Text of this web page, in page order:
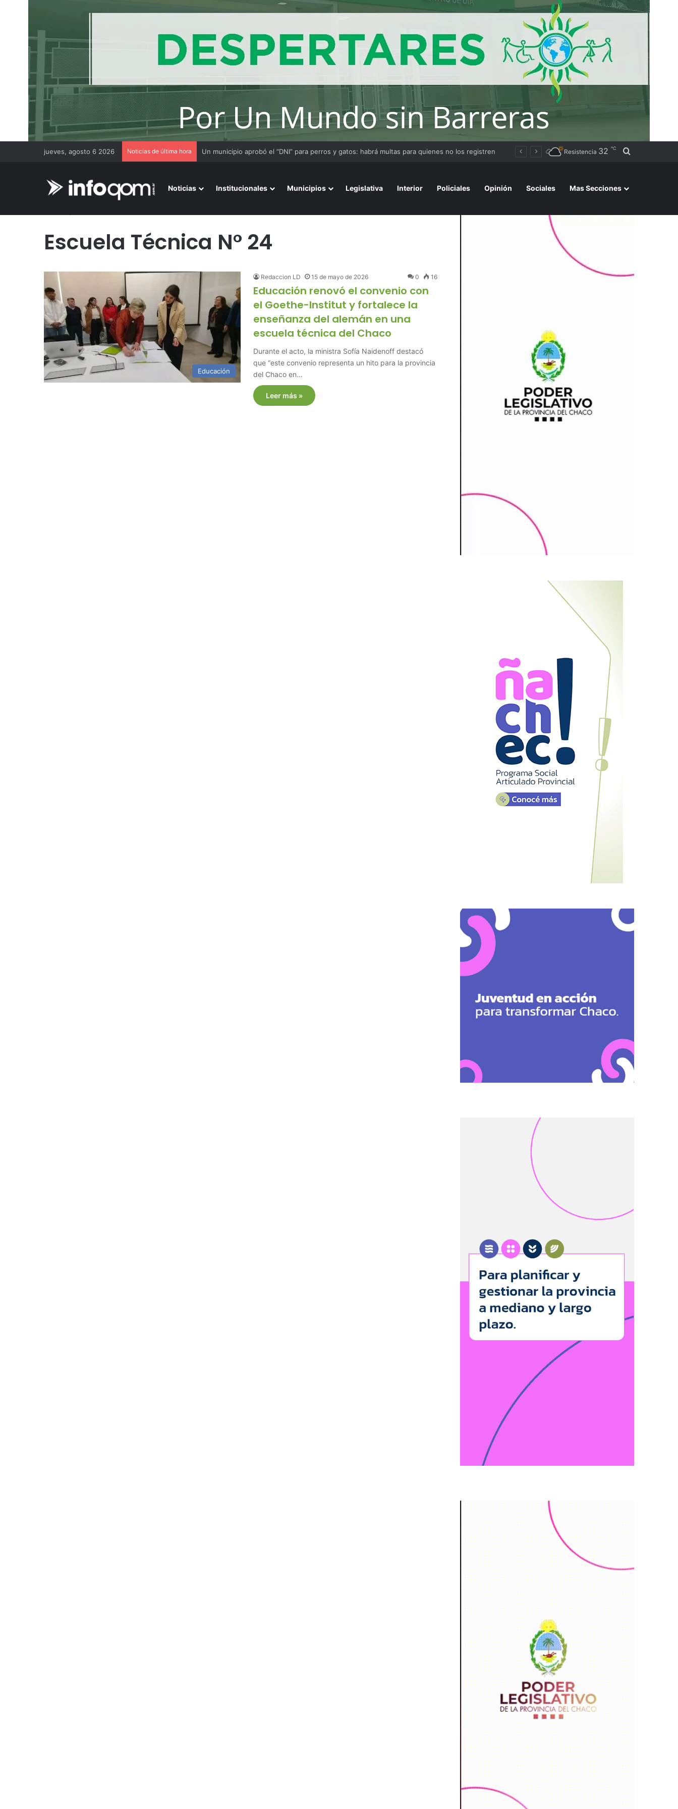
jueves, agosto 6 2026 Noticias de última hora Resistencia 32 ℃ Buscar por
Noticias Institucionales Municipios Legislativa Interior Policiales Opinión Sociales Mas Secciones
Escuela Técnica N° 24
Educación
Redaccion LD 15 de mayo de 2026 0 16
Educación renovó el convenio con
el Goethe-Institut y fortalece la
enseñanza del alemán en una
escuela técnica del Chaco
Durante el acto, la ministra Sofía Naidenoff destacó
que “este convenio representa un hito para la provincia
del Chaco en…
Leer más »